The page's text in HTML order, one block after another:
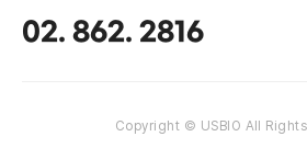
02. 862. 2816
Copyright © USBIO All